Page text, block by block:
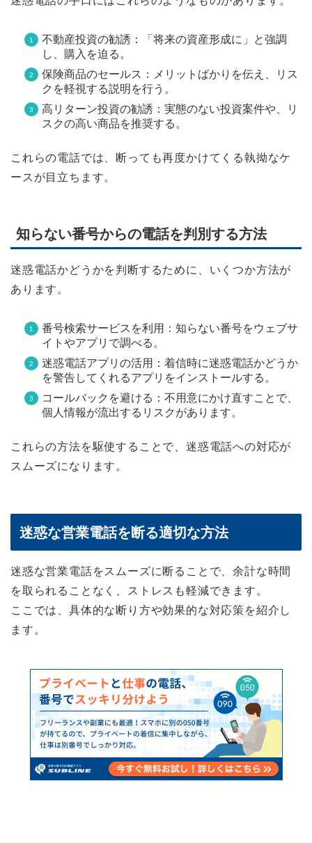
不動産投資の勧誘：「将来の資産形成に」と強調
し、購入を迫る。
保険商品のセールス：メリットばかりを伝え、リス
クを軽視する説明を行う。
高リターン投資の勧誘：実態のない投資案件や、リ
スクの高い商品を推奨する。
これらの電話では、断っても再度かけてくる執拗なケ
ースが目立ちます。
知らない番号からの電話を判別する方法
迷惑電話かどうかを判断するために、いくつか方法が
あります。
番号検索サービスを利用：知らない番号をウェブサ
イトやアプリで調べる。
迷惑電話アプリの活用：着信時に迷惑電話かどうか
を警告してくれるアプリをインストールする。
コールバックを避ける：不用意にかけ直すことで、
個人情報が流出するリスクがあります。
これらの方法を駆使することで、迷惑電話への対応が
スムーズになります。
迷惑な営業電話を断る適切な方法
迷惑な営業電話をスムーズに断ることで、余計な時間
を取られることなく、ストレスも軽減できます。
ここでは、具体的な断り方や効果的な対応策を紹介し
ます。